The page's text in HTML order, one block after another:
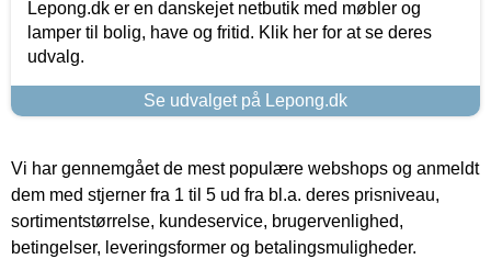
Lepong.dk er en danskejet netbutik med møbler og
lamper til bolig, have og fritid. Klik her for at se deres
udvalg.
Se udvalget på Lepong.dk
Vi har gennemgået de mest populære webshops og anmeldt
dem med stjerner fra 1 til 5 ud fra bl.a. deres prisniveau,
sortimentstørrelse, kundeservice, brugervenlighed,
betingelser, leveringsformer og betalingsmuligheder.